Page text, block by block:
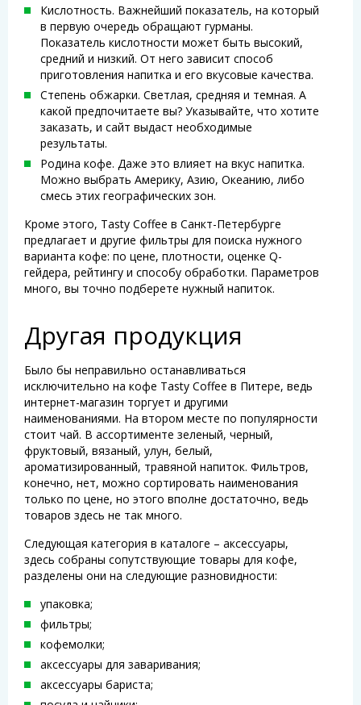
Кислотность. Важнейший показатель, на который
в первую очередь обращают гурманы.
Показатель кислотности может быть высокий,
средний и низкий. От него зависит способ
приготовления напитка и его вкусовые качества.
Степень обжарки. Светлая, средняя и темная. А
какой предпочитаете вы? Указывайте, что хотите
заказать, и сайт выдаст необходимые
результаты.
Родина кофе. Даже это влияет на вкус напитка.
Можно выбрать Америку, Азию, Океанию, либо
смесь этих географических зон.
Кроме этого, Tasty Coffee в Санкт-Петербурге
предлагает и другие фильтры для поиска нужного
варианта кофе: по цене, плотности, оценке Q-
гейдера, рейтингу и способу обработки. Параметров
много, вы точно подберете нужный напиток.
Другая продукция
Было бы неправильно останавливаться
исключительно на кофе Tasty Coffee в Питере, ведь
интернет-магазин торгует и другими
наименованиями. На втором месте по популярности
стоит чай. В ассортименте зеленый, черный,
фруктовый, вязаный, улун, белый,
ароматизированный, травяной напиток. Фильтров,
конечно, нет, можно сортировать наименования
только по цене, но этого вполне достаточно, ведь
товаров здесь не так много.
Следующая категория в каталоге – аксессуары,
здесь собраны сопутствующие товары для кофе,
разделены они на следующие разновидности:
упаковка;
фильтры;
кофемолки;
аксессуары для заваривания;
аксессуары бариста;